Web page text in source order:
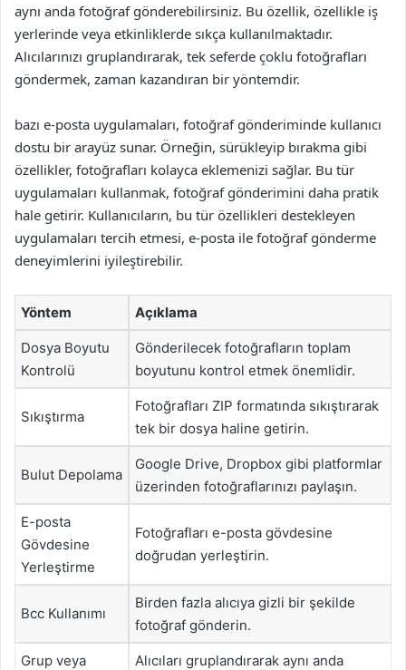
aynı anda fotoğraf gönderebilirsiniz. Bu özellik, özellikle iş
yerlerinde veya etkinliklerde sıkça kullanılmaktadır.
Alıcılarınızı gruplandırarak, tek seferde çoklu fotoğrafları
göndermek, zaman kazandıran bir yöntemdir.
bazı e-posta uygulamaları, fotoğraf gönderiminde kullanıcı
dostu bir arayüz sunar. Örneğin, sürükleyip bırakma gibi
özellikler, fotoğrafları kolayca eklemenizi sağlar. Bu tür
uygulamaları kullanmak, fotoğraf gönderimini daha pratik
hale getirir. Kullanıcıların, bu tür özellikleri destekleyen
uygulamaları tercih etmesi, e-posta ile fotoğraf gönderme
deneyimlerini iyileştirebilir.
Yöntem Açıklama
Dosya Boyutu
Kontrolü
Gönderilecek fotoğrafların toplam
boyutunu kontrol etmek önemlidir.
Sıkıştırma
Fotoğrafları ZIP formatında sıkıştırarak
tek bir dosya haline getirin.
Bulut Depolama
Google Drive, Dropbox gibi platformlar
üzerinden fotoğraflarınızı paylaşın.
E-posta
Gövdesine
Yerleştirme
Fotoğrafları e-posta gövdesine
doğrudan yerleştirin.
Bcc Kullanımı
Birden fazla alıcıya gizli bir şekilde
fotoğraf gönderin.
Grup veya
Alıcıları gruplandırarak aynı anda